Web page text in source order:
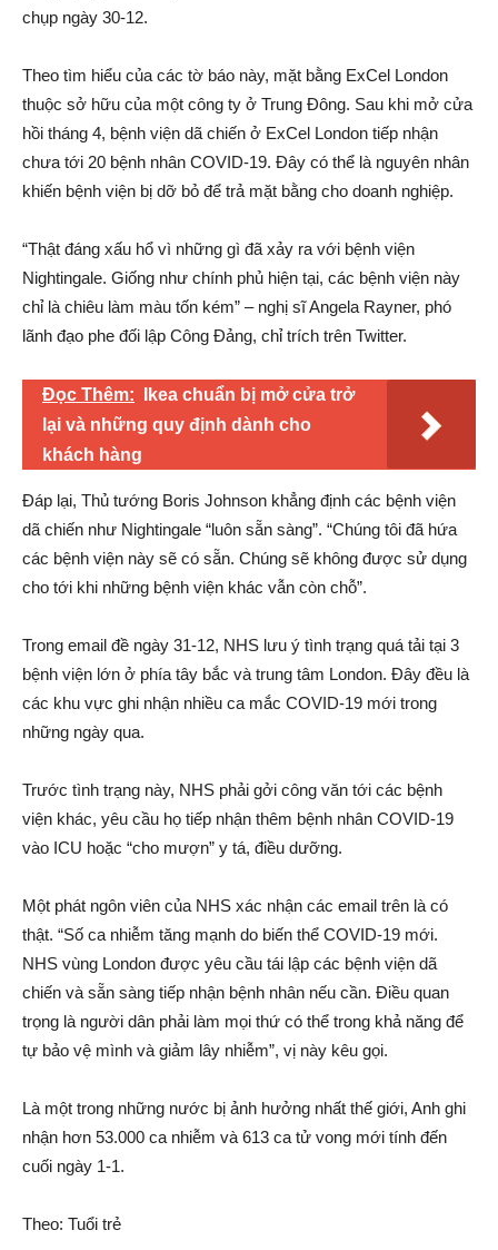
chụp ngày 30-12.
Theo tìm hiểu của các tờ báo này, mặt bằng ExCel London
thuộc sở hữu của một công ty ở Trung Đông. Sau khi mở cửa
hồi tháng 4, bệnh viện dã chiến ở ExCel London tiếp nhận
chưa tới 20 bệnh nhân COVID-19. Đây có thể là nguyên nhân
khiến bệnh viện bị dỡ bỏ để trả mặt bằng cho doanh nghiệp.
“Thật đáng xấu hổ vì những gì đã xảy ra với bệnh viện
Nightingale. Giống như chính phủ hiện tại, các bệnh viện này
chỉ là chiêu làm màu tốn kém” – nghị sĩ Angela Rayner, phó
lãnh đạo phe đối lập Công Đảng, chỉ trích trên Twitter.
Đọc Thêm:
Ikea chuẩn bị mở cửa trở
lại và những quy định dành cho
khách hàng
Đáp lại, Thủ tướng Boris Johnson khẳng định các bệnh viện
dã chiến như Nightingale “luôn sẵn sàng”. “Chúng tôi đã hứa
các bệnh viện này sẽ có sẵn. Chúng sẽ không được sử dụng
cho tới khi những bệnh viện khác vẫn còn chỗ”.
Trong email đề ngày 31-12, NHS lưu ý tình trạng quá tải tại 3
bệnh viện lớn ở phía tây bắc và trung tâm London. Đây đều là
các khu vực ghi nhận nhiều ca mắc COVID-19 mới trong
những ngày qua.
Trước tình trạng này, NHS phải gởi công văn tới các bệnh
viện khác, yêu cầu họ tiếp nhận thêm bệnh nhân COVID-19
vào ICU hoặc “cho mượn” y tá, điều dưỡng.
Một phát ngôn viên của NHS xác nhận các email trên là có
thật. “Số ca nhiễm tăng mạnh do biến thể COVID-19 mới.
NHS vùng London được yêu cầu tái lập các bệnh viện dã
chiến và sẵn sàng tiếp nhận bệnh nhân nếu cần. Điều quan
trọng là người dân phải làm mọi thứ có thể trong khả năng để
tự bảo vệ mình và giảm lây nhiễm”, vị này kêu gọi.
Là một trong những nước bị ảnh hưởng nhất thế giới, Anh ghi
nhận hơn 53.000 ca nhiễm và 613 ca tử vong mới tính đến
cuối ngày 1-1.
Theo: Tuổi trẻ